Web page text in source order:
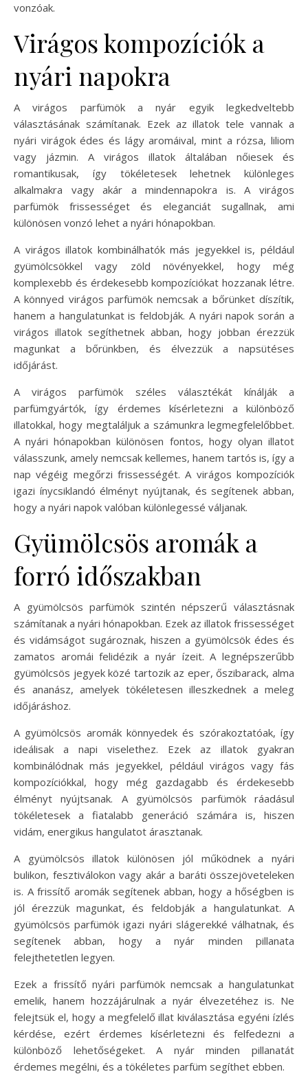
vonzóak.
Virágos kompozíciók a
nyári napokra
A virágos parfümök a nyár egyik legkedveltebb
választásának számítanak. Ezek az illatok tele vannak a
nyári virágok édes és lágy aromáival, mint a rózsa, liliom
vagy jázmin. A virágos illatok általában nőiesek és
romantikusak, így tökéletesek lehetnek különleges
alkalmakra vagy akár a mindennapokra is. A virágos
parfümök frissességet és eleganciát sugallnak, ami
különösen vonzó lehet a nyári hónapokban.
A virágos illatok kombinálhatók más jegyekkel is, például
gyümölcsökkel vagy zöld növényekkel, hogy még
komplexebb és érdekesebb kompozíciókat hozzanak létre.
A könnyed virágos parfümök nemcsak a bőrünket díszítik,
hanem a hangulatunkat is feldobják. A nyári napok során a
virágos illatok segíthetnek abban, hogy jobban érezzük
magunkat a bőrünkben, és élvezzük a napsütéses
időjárást.
A virágos parfümök széles választékát kínálják a
parfümgyártók, így érdemes kísérletezni a különböző
illatokkal, hogy megtaláljuk a számunkra legmegfelelőbbet.
A nyári hónapokban különösen fontos, hogy olyan illatot
válasszunk, amely nemcsak kellemes, hanem tartós is, így a
nap végéig megőrzi frissességét. A virágos kompozíciók
igazi ínycsiklandó élményt nyújtanak, és segítenek abban,
hogy a nyári napok valóban különlegessé váljanak.
Gyümölcsös aromák a
forró időszakban
A gyümölcsös parfümök szintén népszerű választásnak
számítanak a nyári hónapokban. Ezek az illatok frissességet
és vidámságot sugároznak, hiszen a gyümölcsök édes és
zamatos aromái felidézik a nyár ízeit. A legnépszerűbb
gyümölcsös jegyek közé tartozik az eper, őszibarack, alma
és ananász, amelyek tökéletesen illeszkednek a meleg
időjáráshoz.
A gyümölcsös aromák könnyedek és szórakoztatóak, így
ideálisak a napi viselethez. Ezek az illatok gyakran
kombinálódnak más jegyekkel, például virágos vagy fás
kompozíciókkal, hogy még gazdagabb és érdekesebb
élményt nyújtsanak. A gyümölcsös parfümök ráadásul
tökéletesek a fiatalabb generáció számára is, hiszen
vidám, energikus hangulatot árasztanak.
A gyümölcsös illatok különösen jól működnek a nyári
bulikon, fesztiválokon vagy akár a baráti összejöveteleken
is. A frissítő aromák segítenek abban, hogy a hőségben is
jól érezzük magunkat, és feldobják a hangulatunkat. A
gyümölcsös parfümök igazi nyári slágerekké válhatnak, és
segítenek abban, hogy a nyár minden pillanata
felejthetetlen legyen.
Ezek a frissítő nyári parfümök nemcsak a hangulatunkat
emelik, hanem hozzájárulnak a nyár élvezetéhez is. Ne
felejtsük el, hogy a megfelelő illat kiválasztása egyéni ízlés
kérdése, ezért érdemes kísérletezni és felfedezni a
különböző lehetőségeket. A nyár minden pillanatát
érdemes megélni, és a tökéletes parfüm segíthet ebben.